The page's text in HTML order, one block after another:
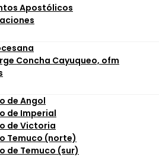
Apostólicos
Concha Cayuqueo, ofm
de Angol
de Imperial
de Victoria
Temuco (norte)
de Temuco (sur)